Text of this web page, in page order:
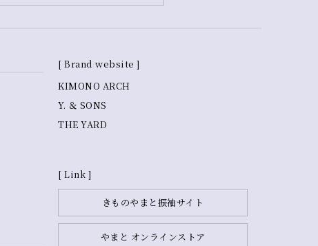
[ Brand website ]
KIMONO ARCH
Y. ＆ SONS
THE YARD
[ Link ]
きものやまと振袖サイト
やまと オンラインストア